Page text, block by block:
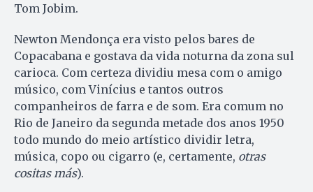
Tom Jobim.
Newton Mendonça era visto pelos bares de
Copacabana e gostava da vida noturna da zona sul
carioca. Com certeza dividiu mesa com o amigo
músico, com Vinícius e tantos outros
companheiros de farra e de som. Era comum no
Rio de Janeiro da segunda metade dos anos 1950
todo mundo do meio artístico dividir letra,
música, copo ou cigarro (e, certamente, otras
cositas más).